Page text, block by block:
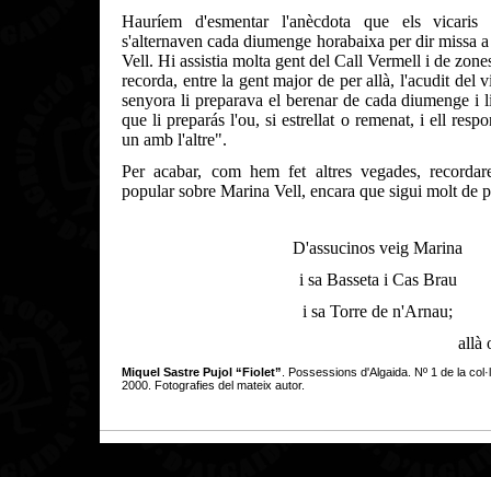
Hauríem d'esmentar l'anècdota que els
s'alternaven cada diumenge horabaixa per dir missa
Vell. Hi assistia molta gent del Call Vermell i de
recorda, entre la gent major de per allà, l'acudit del
senyora li preparava el berenar de cada diumenge i
que li preparás l'ou, si estrellat o remenat, i ell
un amb l'altre".
Per acabar, com hem fet altres vegades,
popular sobre Marina Vell, encara que sigui molt de
D'assucinos veig Marina
i sa Basseta i Cas Brau
i sa Torre de n'Arnau;
allà
Miquel Sastre Pujol “Fiolet” . Possessions d'Algaida. Nº 1 de la
2000. Fotografies del mateix autor.